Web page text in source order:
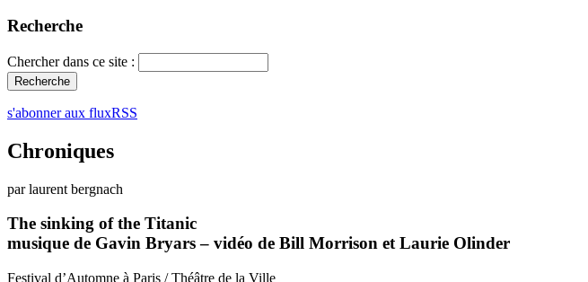
Recherche
Chercher dans ce site :
s'abonner aux fluxRSS
Chroniques
par laurent bergnach
The sinking of the Titanic
musique de Gavin Bryars – vidéo de Bill Morrison et Laurie Olinder
Festival d’Automne à Paris / Théâtre de la Ville